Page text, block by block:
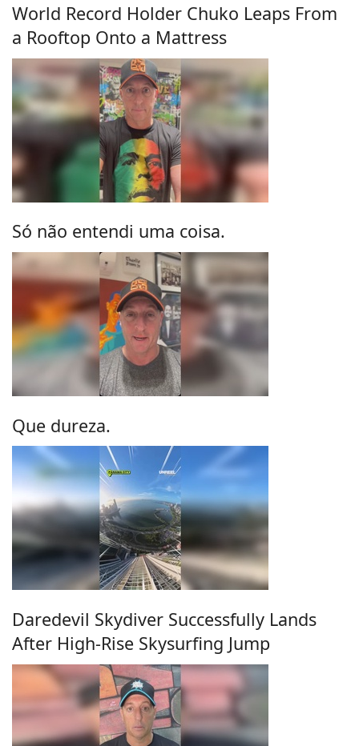
World Record Holder Chuko Leaps From
a Rooftop Onto a Mattress
Só não entendi uma coisa.
Que dureza.
Daredevil Skydiver Successfully Lands
After High-Rise Skysurfing Jump